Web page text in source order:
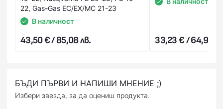
получаването му. В случай, че не Ви стане или не го
харесате, можете да го откажете веднага на куриера.
Стойността на поръчката се заплаща на куриера в брой
22, Gas-Gas EC/EX/MC 21-23
В наличност
43,50 € / 85,08 лв. 33,23 € / 64,99
БЪДИ ПЪРВИ И НАПИШИ МНЕНИЕ ;)
Избери звезда, за да оцениш продукта.